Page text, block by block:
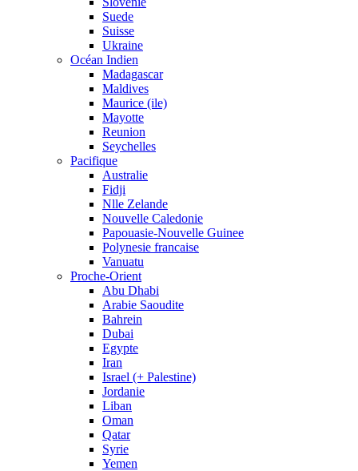
Suede
Suisse
Ukraine
Océan Indien
Madagascar
Maldives
Maurice (ile)
Mayotte
Reunion
Seychelles
Pacifique
Australie
Fidji
Nlle Zelande
Nouvelle Caledonie
Papouasie-Nouvelle Guinee
Polynesie francaise
Vanuatu
Proche-Orient
Abu Dhabi
Arabie Saoudite
Bahrein
Dubai
Egypte
Iran
Israel (+ Palestine)
Jordanie
Liban
Oman
Qatar
Syrie
Yemen